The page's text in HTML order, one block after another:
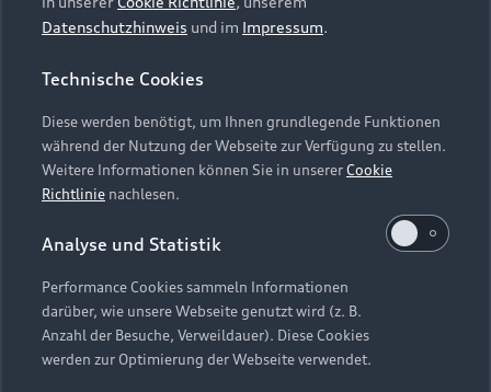
Geschäftskunden
myAudi
Audi Code
Online-Terminvereinbarung
Servicekontakt
Vertrag widerrufen
Karriere
Investor Relations
Presse & Media Center
Datenschutz
Audi erleben
Newsletter
Impressum Rechtliches
Hinweisgebersystem
Datenschutzinformation
Cookie-Einstellungen
Cookie-Richtlinie
Barrierefreiheit
Hinweis: Die aktuelle Darstellung und Anordnung der
Embleme am Fahrzeug bei allen Abbildungen auf dieser
Webseite kann abweichen.
Datenschutzhinweis und im Impressum.
Technische Cookies
Diese werden benötigt, um Ihnen grundlegende Funktionen
während der Nutzung der Webseite zur Verfügung zu stellen.
Weitere Informationen können Sie in unsererCookie
Richtlinie nachlesen.
Analyse und Statistik
Performance Cookies sammeln Informationen
darüber, wie unsere Webseite genutzt wird (z. B.
Anzahl der Besuche, Verweildauer). Diese Cookies
werden zur Optimierung der Webseite verwendet.